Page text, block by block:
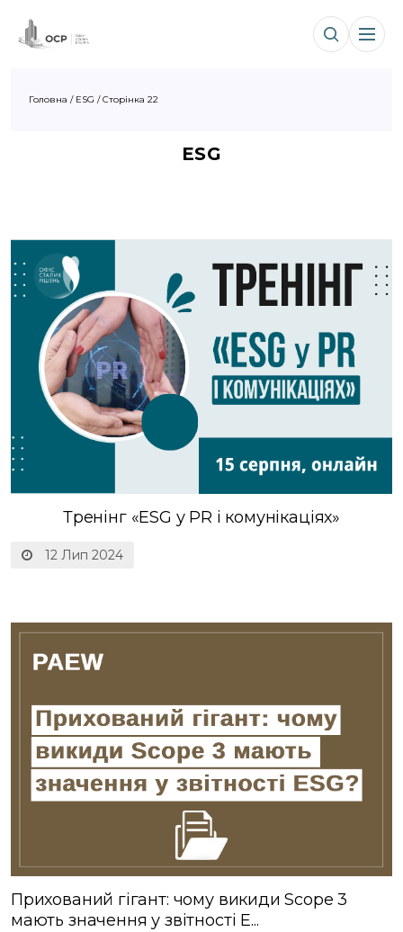
Головна / ESG /Сторінка 22
ESG
12 Лип 2024
Трeнінг «ЕSG у PR і комунікaціях»
Прихований гігант: чому викиди Scope 3
мають значення у звітності E...